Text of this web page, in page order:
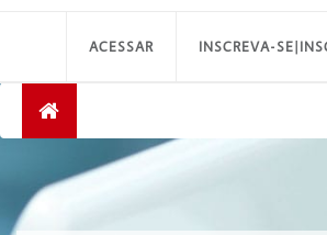
INSCREVA-
ACESSAR